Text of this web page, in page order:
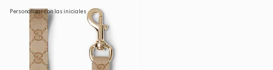
Personalizar con las iniciales